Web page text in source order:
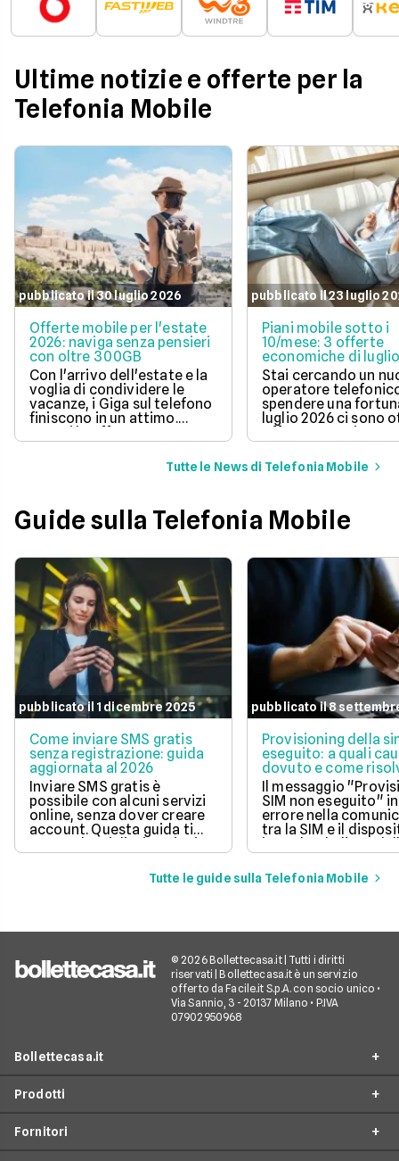
Ultime notizie e offerte per la
Telefonia Mobile
pubblicato il 30 luglio 2026
Offerte mobile per l'estate
2026: naviga senza pensieri
con oltre 300GB
Con l'arrivo dell'estate e la
voglia di condividere le
vacanze, i Giga sul telefono
finiscono in un attimo.
Scopri le offerte
telefoniche di luglio 2026
per navigare veloci in 5G
con tantissimi Giga e
pubblicato il 23 luglio
Piani mobile sotto i
10/mese: 3 offerte
economiche di
Stai cercando un
operatore
spendere una
luglio 2026 ci sono
offerte sotto i 10
mese che includono
tantissimi Giga e la
connessione 5G.
Tutte le News di Telefonia Mobile
Guide sulla Telefonia Mobile
pubblicato il 1 dicembre 2025
Come inviare SMS gratis
senza registrazione: guida
aggiornata al 2026
Inviare SMS gratis è
possibile con alcuni servizi
online, senza dover creare
account. Questa guida ti
mostra le migliori opzioni
per inviare messaggi senza
pubblicato il 8
Provisioning della
eseguito: a quali
dovuto e come
questo errore
Il messaggio
SIM non eseguito"
errore nella
tra la SIM e il
impedendo l'uso
mobile.
Tutte le guide sulla Telefonia Mobile
© 2026 Bollettecasa.it | Tutti i diritti
riservati | Bollettecasa.it è un servizio
offerto da Facile.it S.p.A. con socio unico •
Via Sannio, 3 - 20137 Milano • P.IVA
07902950968
Bollettecasa.it
Contatti
Prodotti
Fornitori